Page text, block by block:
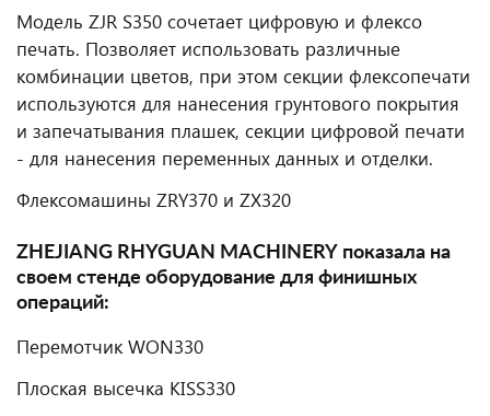
Модель ZJR S350 сочетает цифровую и флексо
печать. Позволяет использовать различные
комбинации цветов, при этом секции флексопечати
используются для нанесения грунтового покрытия
и запечатывания плашек, секции цифровой печати
- для нанесения переменных данных и отделки.
Флексомашины ZRY370 и ZX320
ZHEJIANG RHYGUAN MACHINERY показала на
своем стенде оборудование для финишных
операций:
Перемотчик WON330
Плоская высечка KISS330